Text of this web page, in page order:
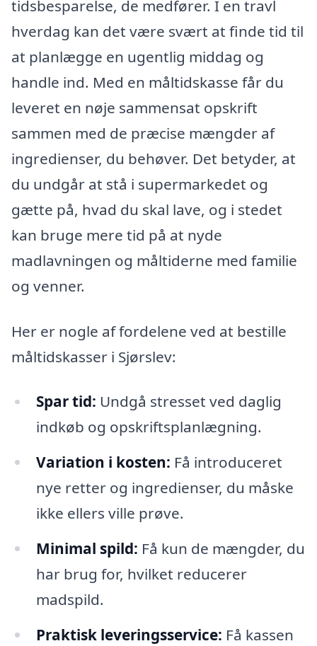
tidsbesparelse, de medfører. I en travl
hverdag kan det være svært at finde tid til
at planlægge en ugentlig middag og
handle ind. Med en måltidskasse får du
leveret en nøje sammensat opskrift
sammen med de præcise mængder af
ingredienser, du behøver. Det betyder, at
du undgår at stå i supermarkedet og
gætte på, hvad du skal lave, og i stedet
kan bruge mere tid på at nyde
madlavningen og måltiderne med familie
og venner.
Her er nogle af fordelene ved at bestille
måltidskasser i Sjørslev:
Spar tid: Undgå stresset ved daglig
indkøb og opskriftsplanlægning.
Variation i kosten: Få introduceret
nye retter og ingredienser, du måske
ikke ellers ville prøve.
Minimal spild: Få kun de mængder, du
har brug for, hvilket reducerer
madspild.
Praktisk leveringsservice: Få kassen